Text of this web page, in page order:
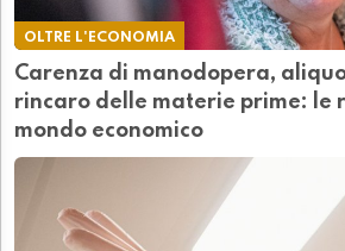
OLTRE L'ECONOMIA
Carenza di manodopera,
rincaro delle materie prime: le
mondo economico